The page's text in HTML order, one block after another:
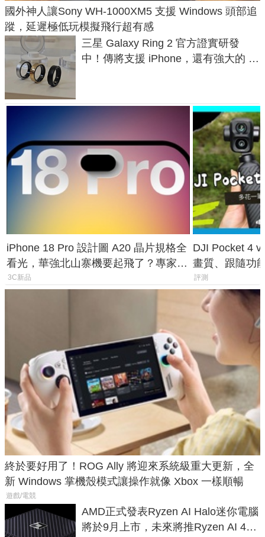
國外神人讓Sony WH-1000XM5 支援 Windows 頭部追
蹤，延遲極低玩模擬飛行超有感
三星 Galaxy Ring 2 官方證實研發
中！傳將支援 iPhone，還有強大的 AI
iPhone 18 Pro 設計圖 A20 晶片規格全
看光，華強北山寨機要起飛了？專家曝
山寨機無法復刻兩大關鍵
3C新品
DJI Pocket 4
畫質、跟隨功
一次看懂兩台
評測
終於要好用了！ROG Ally 將迎來系統級重大更新，全
新 Windows 掌機殼模式讓操作就像 Xbox 一樣順暢
遊戲/電競
AMD正式發表Ryzen AI Halo迷你電腦
將於9月上市，未來將推Ryzen AI 400